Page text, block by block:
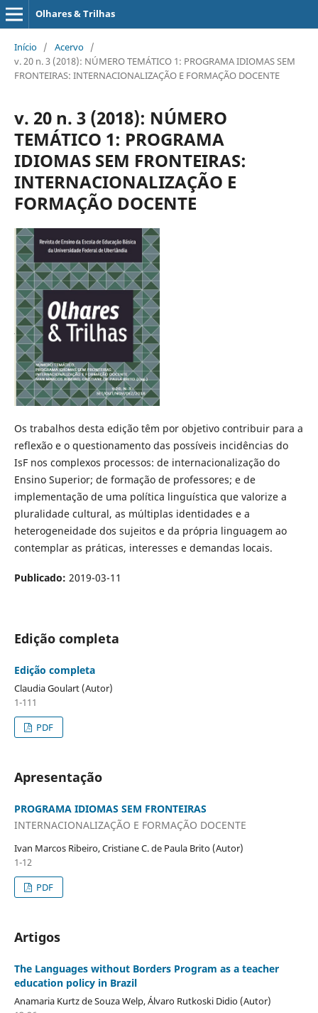
Olhares & Trilhas
Início / Acervo /
v. 20 n. 3 (2018): NÚMERO TEMÁTICO 1: PROGRAMA IDIOMAS SEM
FRONTEIRAS: INTERNACIONALIZAÇÃO E FORMAÇÃO DOCENTE
v. 20 n. 3 (2018): NÚMERO
TEMÁTICO 1: PROGRAMA
IDIOMAS SEM FRONTEIRAS:
INTERNACIONALIZAÇÃO E
FORMAÇÃO DOCENTE
Os trabalhos desta edição têm por objetivo contribuir para a
reflexão e o questionamento das possíveis incidências do
IsF nos complexos processos: de internacionalização do
Ensino Superior; de formação de professores; e de
implementação de uma política linguística que valorize a
pluralidade cultural, as múltiplas identidades e a
heterogeneidade dos sujeitos e da própria linguagem ao
contemplar as práticas, interesses e demandas locais.
Publicado: 2019-03-11
Edição completa
Edição completa
Claudia Goulart (Autor)
1-111
PDF
Apresentação
PROGRAMA IDIOMAS SEM FRONTEIRAS
INTERNACIONALIZAÇÃO E FORMAÇÃO DOCENTE
Ivan Marcos Ribeiro, Cristiane C. de Paula Brito (Autor)
1-12
PDF
Artigos
The Languages without Borders Program as a teacher
education policy in Brazil
Anamaria Kurtz de Souza Welp, Álvaro Rutkoski Didio (Autor)